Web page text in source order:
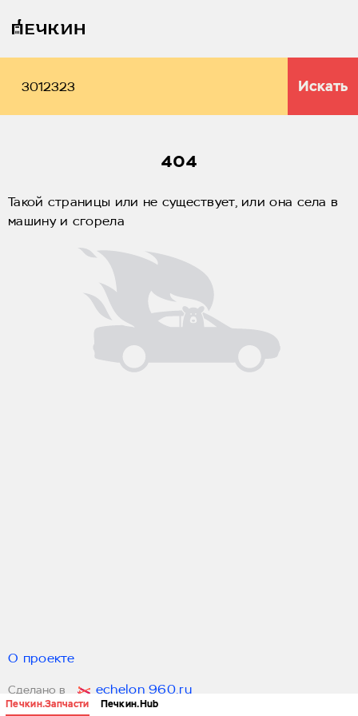
Печкин.Запчасти Печкин.Hub
Искать
404
Такой страницы или не существует, или она села в
машину и сгорела
О проекте
Сделано в echelon 960.ru